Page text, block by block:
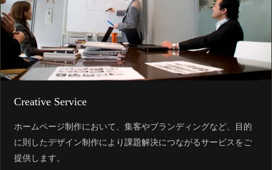
Creative Service
ホームページ制作において、集客やブランディングなど、目的
に則したデザイン制作により課題解決につながるサービスをご
提供します。